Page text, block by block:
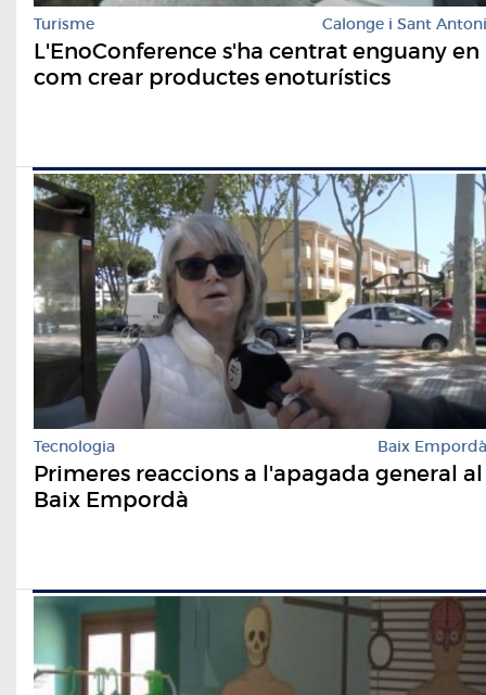
Turisme Calonge i Sant Antoni
L'EnoConference s'ha centrat enguany en
com crear productes enoturístics
Tecnologia Baix Empordà
Primeres reaccions a l'apagada general al
Baix Empordà